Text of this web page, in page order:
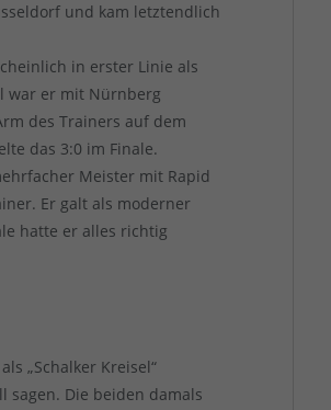
und kam letztendlich
in erster Linie als
war er mit Nürnberg
des Trainers auf dem
das 3:0 im Finale.
Meister mit Rapid
Er galt als moderner
hatte er alles richtig
„Schalker Kreisel“
sagen. Die beiden damals